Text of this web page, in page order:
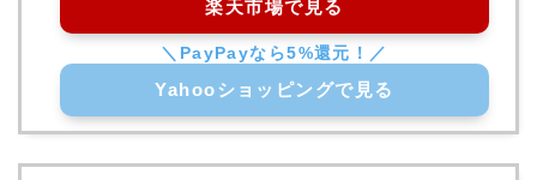
楽天市場で見る
Yahooショッピングで見る